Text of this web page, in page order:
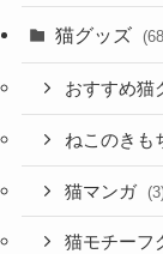
猫グッズ
おすすめ猫
ねこのきも
猫マンガ
猫モチーフ